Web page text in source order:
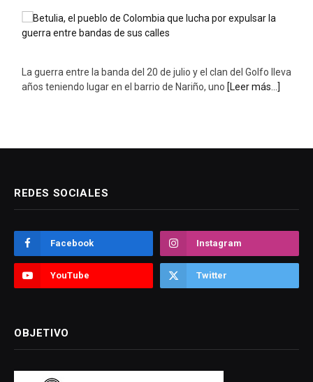
La guerra entre la banda del 20 de julio y el clan del Golfo lleva
años teniendo lugar en el barrio de Nariño, uno [Leer más...]
REDES SOCIALES
Facebook Instagram
YouTube Twitter
OBJETIVO